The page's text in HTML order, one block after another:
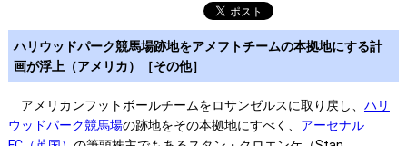
ハリウッドパーク競馬場跡地をアメフトチームの本拠地にする計
画が浮上（アメリカ）［その他］
アメリカンフットボールチームをロサンゼルスに取り戻し、 ハリ
ウッドパーク競馬場の跡地をその本拠地にすべく、 アーセナル